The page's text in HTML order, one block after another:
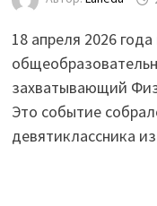
18 апреля 2026
захватывающий
Это событие
девятиклассника